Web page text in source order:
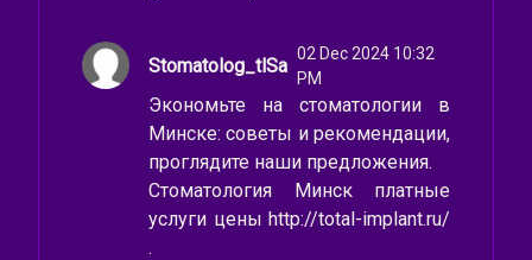
Stomatolog_tlSa
02 Dec 2024 10:32
PM
Экономьте на стоматологии в
Минске: советы и рекомендации,
проглядите наши предложения.
Стоматология Минск платные
услуги цены http://total-implant.ru/
.